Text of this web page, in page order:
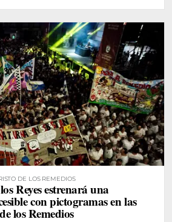
DE LOS REMEDIOS
Reyes estrenará una
con pictogramas en las
los Remedios